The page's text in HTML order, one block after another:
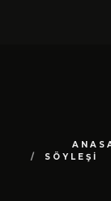
SÖYLEŞİ